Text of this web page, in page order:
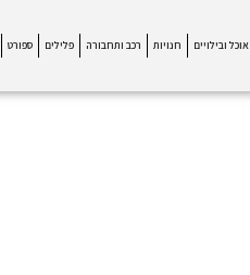
אוכל ובילויים חנויות רכב ותחבורה פלילים ספורט